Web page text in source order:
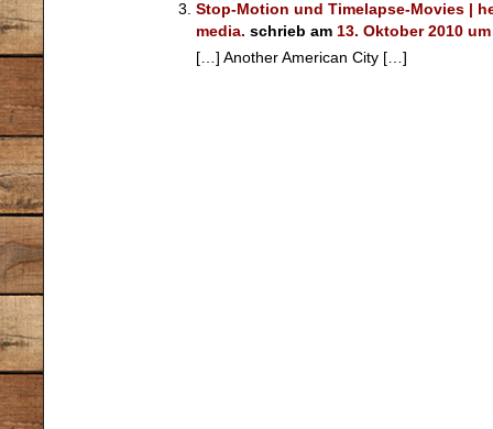
Stop-Motion und Timelapse-Movies |
media. schrieb am 13. Oktober 2010
[…] Another American City […]